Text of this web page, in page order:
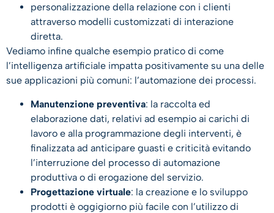
personalizzazione della relazione con i clienti
attraverso modelli customizzati di interazione
diretta.
Vediamo infine qualche esempio pratico di come
l’intelligenza artificiale impatta positivamente su una delle
sue applicazioni più comuni: l’automazione dei processi.
Manutenzione preventiva: la raccolta ed
elaborazione dati, relativi ad esempio ai carichi di
lavoro e alla programmazione degli interventi, è
finalizzata ad anticipare guasti e criticità evitando
l’interruzione del processo di automazione
produttiva o di erogazione del servizio.
Progettazione virtuale: la creazione e lo sviluppo
prodotti è oggigiorno più facile con l’utilizzo di